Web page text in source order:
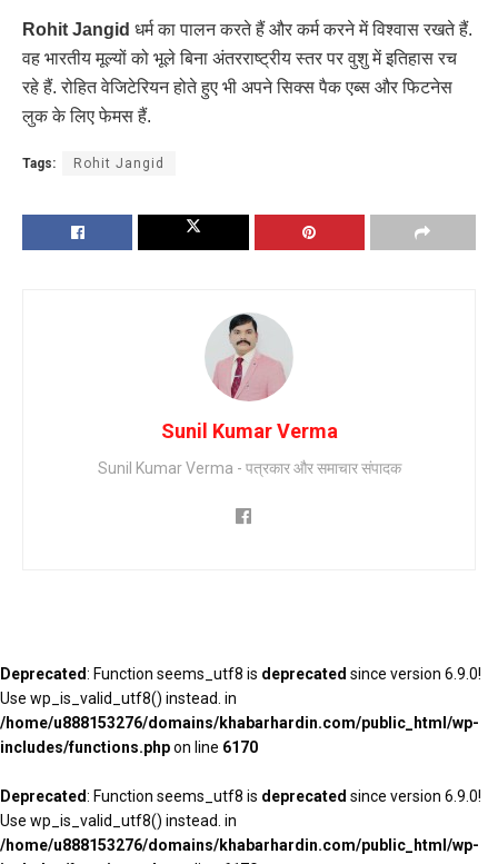
Rohit Jangid धर्म का पालन करते हैं और कर्म करने में विश्वास रखते हैं.
वह भारतीय मूल्यों को भूले बिना अंतरराष्ट्रीय स्तर पर वुशु में इतिहास रच
रहे हैं. रोहित वेजिटेरियन होते हुए भी अपने सिक्स पैक एब्स और फिटनेस
लुक के लिए फेमस हैं.
Tags: Rohit Jangid
Sunil Kumar Verma
Sunil Kumar Verma - पत्रकार और समाचार संपादक
Deprecated: Function seems_utf8 is deprecated since version 6.9.0!
Use wp_is_valid_utf8() instead. in
/home/u888153276/domains/khabarhardin.com/public_html/wp-
includes/functions.phpon line 6170
Deprecated: Function seems_utf8 is deprecated since version 6.9.0!
Use wp_is_valid_utf8() instead. in
/home/u888153276/domains/khabarhardin.com/public_html/wp-